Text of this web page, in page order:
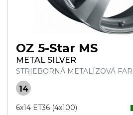
OZ 5-Star MS
METAL SILVER
STRIEBORNÁ METALÍZOVÁ
14
6x14 ET36 (4x100)